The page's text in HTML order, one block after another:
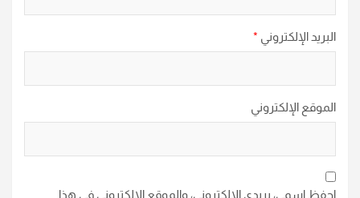
البريد الإلكتروني *
الموقع الإلكتروني
احفظ اسمي، بريدي الإلكتروني، والموقع الإلكتروني في هذا